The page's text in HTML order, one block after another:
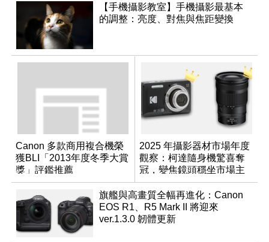
【手機攝影教室】手機攝影最基本
的調整：亮度、對焦與焦距變換
Canon 多款商用複合機榮
獲BLI「2013年度冬季大賞
獎」評鑑推薦
2025 年攝影器材市場年度
觀察：柯達隨身機驚喜奪
冠，變焦鏡頭穩坐市場主
流
旗艦與高畫質全幅再進化：Canon
EOS R1、R5 Mark II 將迎來
ver.1.3.0 韌體更新